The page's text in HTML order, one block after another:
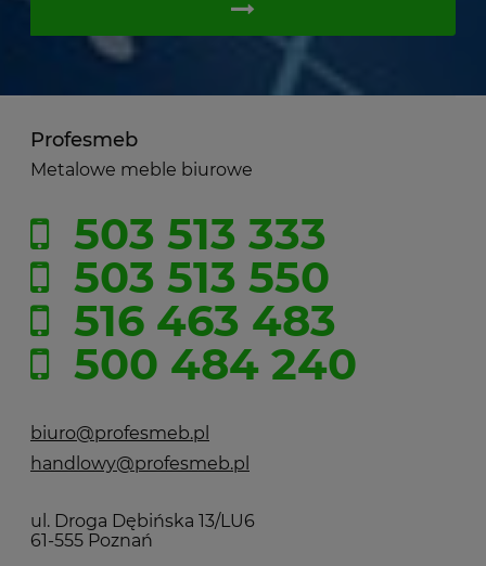
Profesmeb
Metalowe meble biurowe
503 513 333
503 513 550
516 463 483
500 484 240
biuro@profesmeb.pl
handlowy@profesmeb.pl
ul. Droga Dębińska 13/LU6
61-555 Poznań